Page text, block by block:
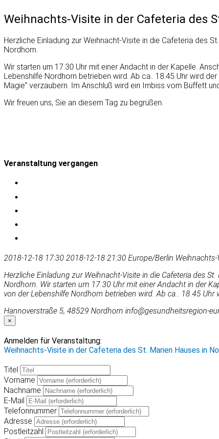
Weihnachts-Visite in der Cafeteria des
Herzliche Einladung zur Weihnacht-Visite in die Cafeteria des
Nordhorn.
Wir starten um 17.30 Uhr mit einer Andacht in der Kapelle.
Lebenshilfe Nordhorn betrieben wird. Ab ca.. 18.45 Uhr wird
Magie” verzaubern. Im Anschluß wird ein Imbiss vom Büffett
Wir freuen uns, Sie an diesem Tag zu begrüßen.
Veranstaltung vergangen
2018-12-18 17:30 2018-12-18 21:30 Europe/Berlin
Herzliche Einladung zur Weihnacht-Visite in die Cafeteria des
Nordhorn. Wir starten um 17.30 Uhr mit einer Andacht in der
von der Lebenshilfe Nordhorn betrieben wird. Ab ca.. 18.45 Uhr
Hannoverstraße 5, 48529 Nordhorn info@gesundheitsregion-
×
Anmelden für Veranstaltung:
Weihnachts-Visite in der Cafeteria des St. Marien Hauses in
Titel
Vorname
Nachname
E-Mail
Telefonnummer
Adresse
Postleitzahl